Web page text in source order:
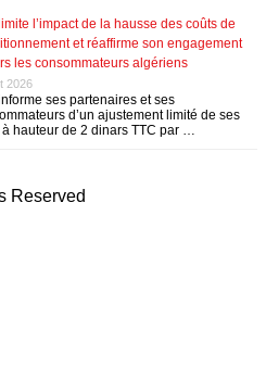
limite l’impact de la hausse des coûts de
et réaffirme son engagement
les consommateurs algériens
2026
informe ses partenaires et ses
d’un ajustement limité de ses
à hauteur de 2 dinars TTC par …
Reserved